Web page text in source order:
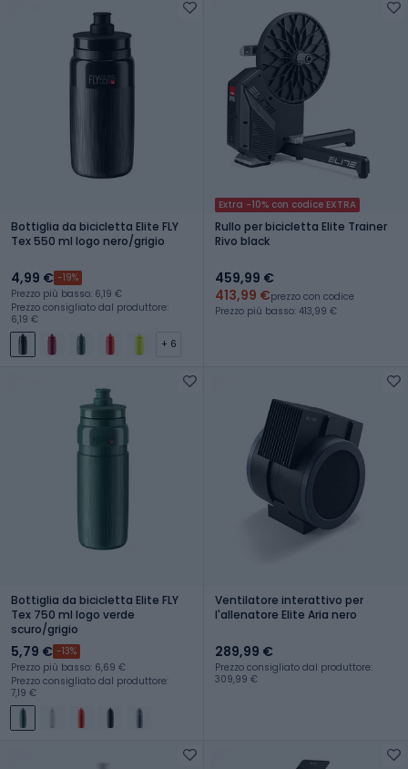
Bottiglia da bicicletta Elite FLY
Tex 550 ml logo nero/grigio
4,99 € -19%
Prezzo più basso: 6,19 €
Prezzo consigliato dal produttore:
6,19 €
+ 6
Extra -10% con codice EXTRA
Rullo per bicicletta Elite Trainer
Rivo black
459,99 €
413,99 €prezzo con codice
Prezzo più basso: 413,99 €
Bottiglia da bicicletta Elite FLY
Tex 750 ml logo verde
scuro/grigio
5,79 € -13%
Prezzo più basso: 6,69 €
Prezzo consigliato dal produttore:
7,19 €
Ventilatore interattivo per
l'allenatore Elite Aria nero
289,99 €
Prezzo consigliato dal produttore:
309,99 €